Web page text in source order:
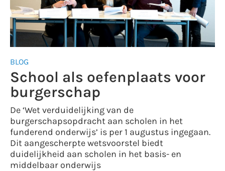
BLOG
School als oefenplaats voor
burgerschap
De ‘Wet verduidelijking van de
burgerschapsopdracht aan scholen in het
funderend onderwijs’ is per 1 augustus ingegaan.
Dit aangescherpte wetsvoorstel biedt
duidelijkheid aan scholen in het basis- en
middelbaar onderwijs